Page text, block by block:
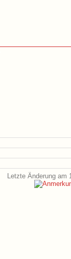
Letzte Änderung am